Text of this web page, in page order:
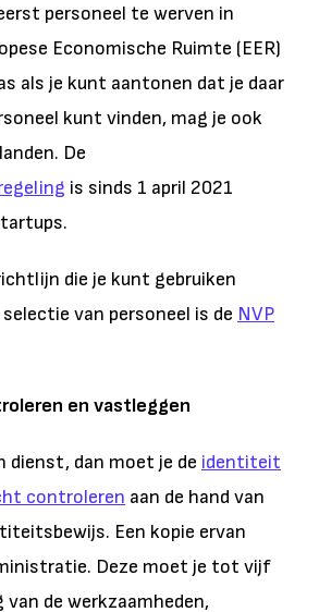
personeel te werven in
Economische Ruimte (EER)
als je kunt aantonen dat je daar
kunt vinden, mag je ook
De
is sinds 1 april 2021
die je kunt gebruiken
van personeel is de NVP
en vastleggen
dienst, dan moet je de identiteit
controleren aan de hand van
Een kopie ervan
Deze moet je tot vijf
van de werkzaamheden,